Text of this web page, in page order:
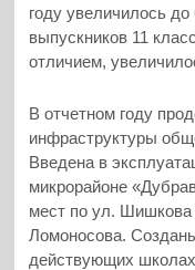
году увеличилось
выпускников 11
отличием,
В отчетном году
инфраструктуры
Введена в
микрорайоне
мест по ул. Шишкова
Ломоносова.
действующих